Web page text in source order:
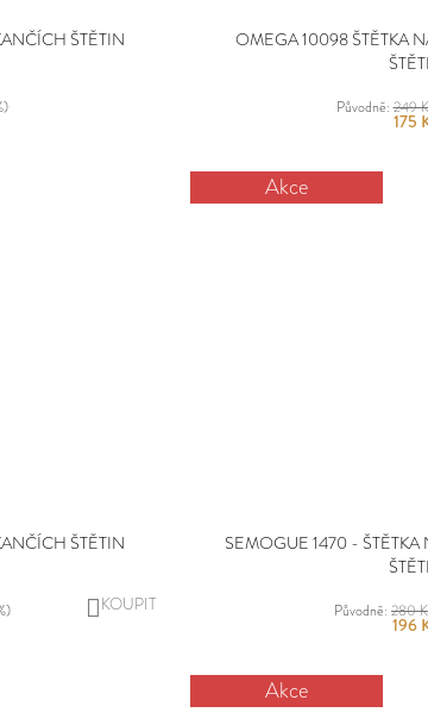
ŠTĚTIN
OMEGA 10098 ŠTĚTKA
Původně:249
175
ŠTĚTIN
DO
Akce
SEMOGUE 1470 -
Původně: 280
196
Akce